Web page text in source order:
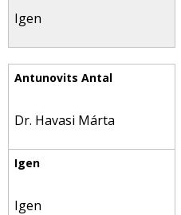
Igen
Dr. Havasi Márta
Igen